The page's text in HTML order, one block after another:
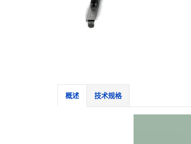
概述 技术规格